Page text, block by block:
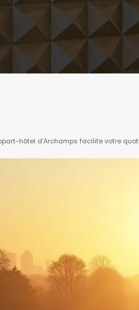
hôtel d’Archamps facilite votre